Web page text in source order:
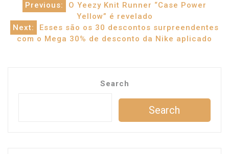
Post
navigation
Previous:
O Yeezy Knit Runner “Case Power
Yellow” é revelado
Next:
Esses são os 30 descontos surpreendentes
com o Mega 30% de desconto da Nike aplicado
Search
Search